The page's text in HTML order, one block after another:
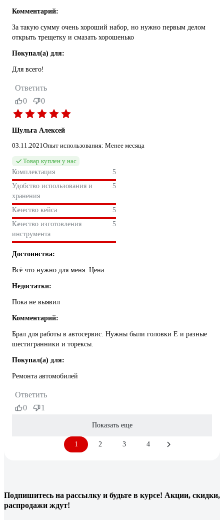
Комментарий:
За такую сумму очень хороший набор, но нужно первым делом
открыть трещетку и смазать хорошенько
Покупал(а) для:
Для всего!
Ответить
0
0
Шульга Алексей
03.11.2021Опыт использования: Менее месяца
Товар куплен у нас
Комплектация
5
Удобство использования и
хранения
5
Качество кейса
5
Качество изготовления
инструмента
5
Достоинства:
Всё что нужно для меня. Цена
Недостатки:
Пока не выявил
Комментарий:
Брал для работы в автосервис. Нужны были головки Е и разные
шестигранники и торексы.
Покупал(а) для:
Ремонта автомобилей
Ответить
0
1
Показать еще
1 2 3 4
Подпишитесь на рассылку и будьте в курсе! Акции, скидки,
распродажи ждут!